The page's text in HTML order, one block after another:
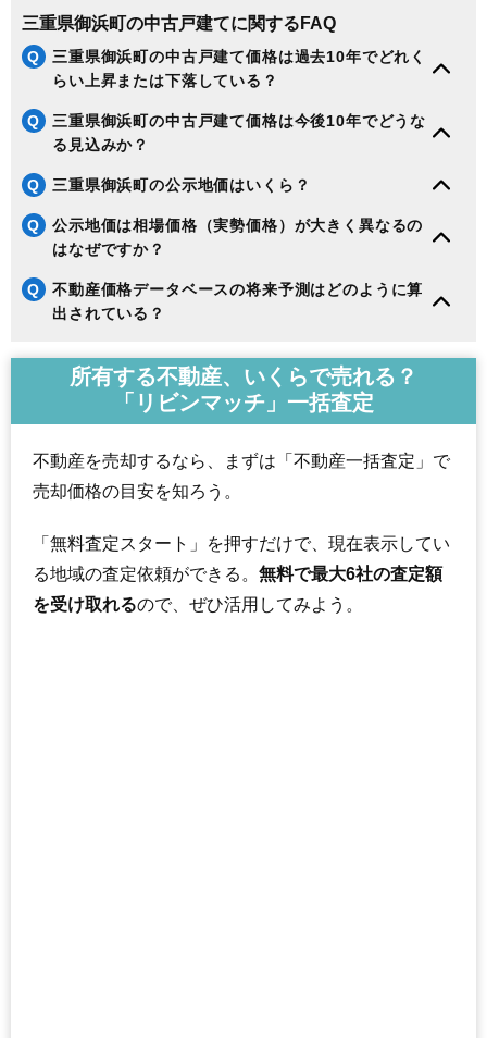
三重県御浜町の中古戸建てに関するFAQ
Q
三重県御浜町の中古戸建て価格は過去10年でどれく
らい上昇または下落している？
Q
三重県御浜町の中古戸建て価格は今後10年でどうな
る見込みか？
Q 三重県御浜町の公示地価はいくら？
Q
公示地価は相場価格（実勢価格）が大きく異なるの
はなぜですか？
Q
不動産価格データベースの将来予測はどのように算
出されている？
所有する不動産、いくらで売れる？
「リビンマッチ」一括査定
不動産を売却するなら、まずは「不動産一括査定」で
売却価格の目安を知ろう。
「無料査定スタート」を押すだけで、現在表示してい
る地域の査定依頼ができる。 無料で最大6社の査定額
を受け取れるので、ぜひ活用してみよう。